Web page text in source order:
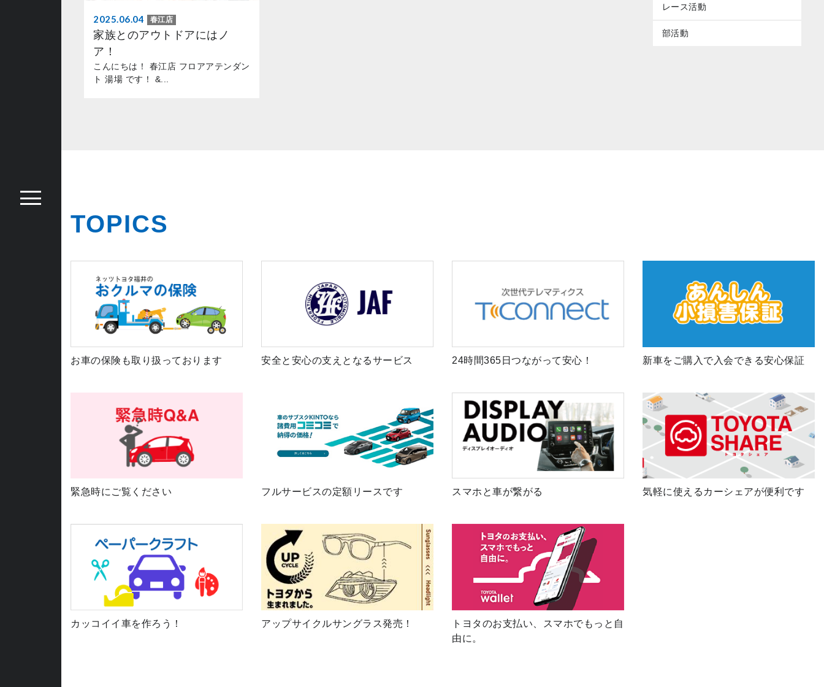
2025.06.04 春江店
家族とのアウトドアにはノ
ア！
こんにちは！ 春江店 フロアアテンダン
ト 湯場 です！ &...
レース活動
部活動
TOPICS
お車の保険も取り扱っております 安全と安心の支えとなるサービス 24時間365日つながって安心！ 新車をご購入で入会できる安心保証
緊急時にご覧ください フルサービスの定額リースです スマホと車が繋がる 気軽に使えるカーシェアが便利です
カッコイイ車を作ろう！ アップサイクルサングラス発売！
トヨタのお支払い、スマホでもっと自
由に。